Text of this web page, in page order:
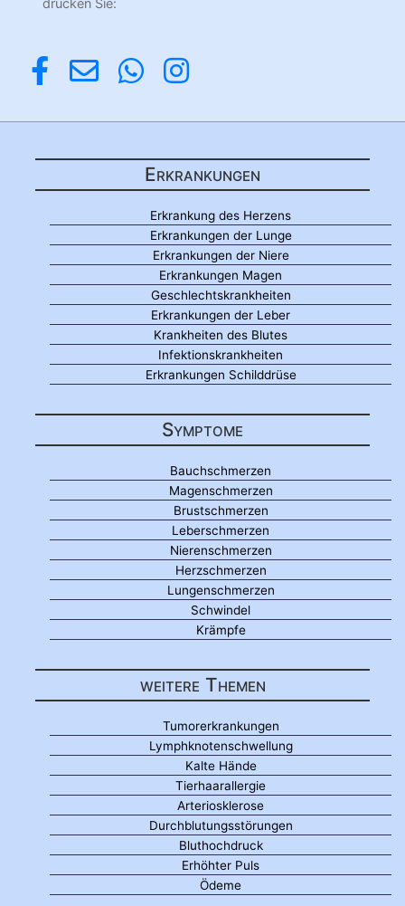
drücken Sie:
Erkrankungen
Erkrankung des Herzens
Erkrankungen der Lunge
Erkrankungen der Niere
Erkrankungen Magen
Geschlechtskrankheiten
Erkrankungen der Leber
Krankheiten des Blutes
Infektionskrankheiten
Erkrankungen Schilddrüse
Symptome
Bauchschmerzen
Magenschmerzen
Brustschmerzen
Leberschmerzen
Nierenschmerzen
Herzschmerzen
Lungenschmerzen
Schwindel
Krämpfe
weitere Themen
Tumorerkrankungen
Lymphknotenschwellung
Kalte Hände
Tierhaarallergie
Arteriosklerose
Durchblutungsstörungen
Bluthochdruck
Erhöhter Puls
Ödeme